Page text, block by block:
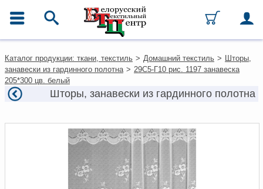
Каталог
Ткани
Домашний текстиль
Одежда
Текстиль для ресторанов и
Текстильная галантерея и
Условия работы
Каталог продукции: ткани, текстиль > Домашний текстиль > Шторы,
занавески из гардинного полотна > 29С5-Г10 рис. 1197 занавеска
205*300 цв. белый
Шторы, занавески из гардинного полотна